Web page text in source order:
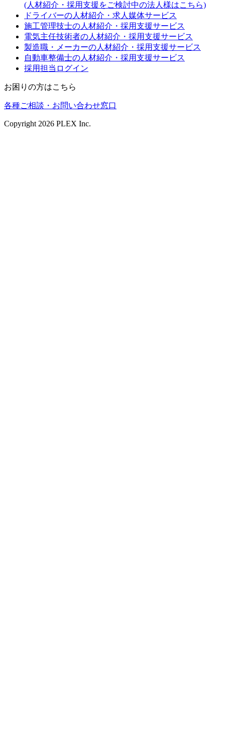
(人材紹介・採用支援をご検討中の法人様はこちら)
ドライバーの人材紹介・求人媒体サービス
施工管理技士の人材紹介・採用支援サービス
電気主任技術者の人材紹介・採用支援サービス
製造職・メーカーの人材紹介・採用支援サービス
自動車整備士の人材紹介・採用支援サービス
採用担当ログイン
お困りの方はこちら
各種ご相談・お問い合わせ窓口
Copyright 2026 PLEX Inc.